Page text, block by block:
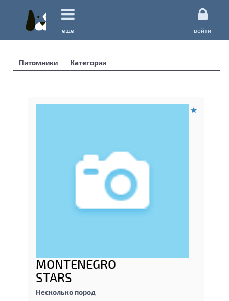
еще войти
Питомники Категории
MONTENEGRO
STARS
Несколько пород